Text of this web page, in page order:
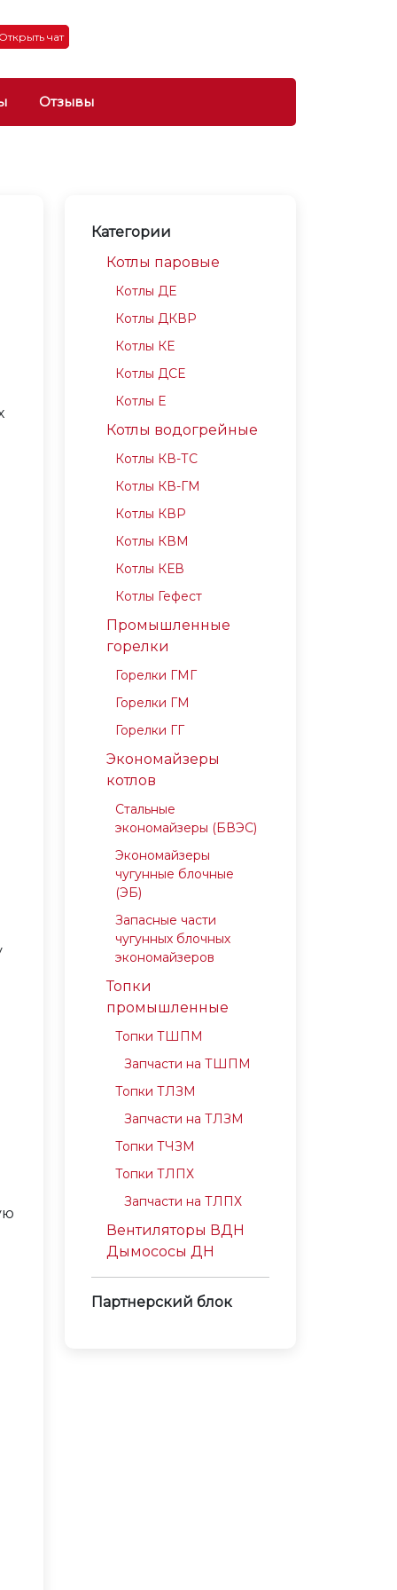
чат
Отзывы
Категории
Котлы паровые
Котлы ДЕ
Котлы ДКВР
Котлы КЕ
Котлы ДСЕ
Котлы Е
Котлы водогрейные
Котлы КВ-ТС
Котлы КВ-ГМ
Котлы КВР
Котлы КВМ
Котлы КЕВ
Котлы Гефест
Промышленные
горелки
Горелки ГМГ
Горелки ГМ
Горелки ГГ
Экономайзеры
котлов
Стальные
экономайзеры (БВЭС)
Экономайзеры
чугунные блочные
(ЭБ)
Запасные части
чугунных блочных
экономайзеров
Топки
промышленные
Топки ТШПМ
Запчасти на ТШПМ
Топки ТЛЗМ
Запчасти на ТЛЗМ
Топки ТЧЗМ
Топки ТЛПХ
Запчасти на ТЛПХ
Вентиляторы ВДН
Дымососы ДН
Партнерский блок